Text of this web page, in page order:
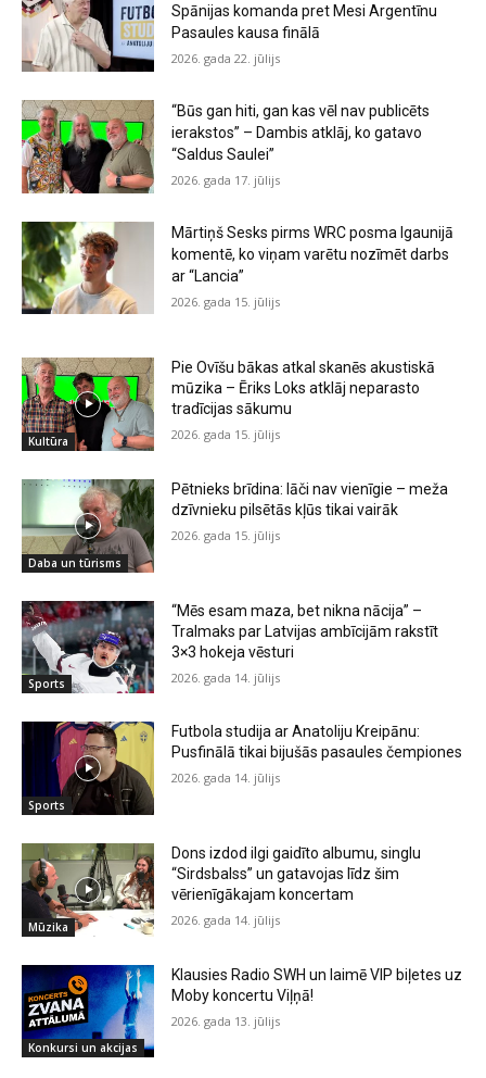
Spānijas komanda pret Mesi Argentīnu
Pasaules kausa finālā
2026. gada 22. jūlijs
“Būs gan hiti, gan kas vēl nav publicēts
ierakstos” – Dambis atklāj, ko gatavo
“Saldus Saulei”
2026. gada 17. jūlijs
Mārtiņš Sesks pirms WRC posma Igaunijā
komentē, ko viņam varētu nozīmēt darbs
ar “Lancia”
2026. gada 15. jūlijs
Kultūra
Pie Ovīšu bākas atkal skanēs akustiskā
mūzika – Ēriks Loks atklāj neparasto
tradīcijas sākumu
2026. gada 15. jūlijs
Daba un tūrisms
Pētnieks brīdina: lāči nav vienīgie – meža
dzīvnieku pilsētās kļūs tikai vairāk
2026. gada 15. jūlijs
Sports
“Mēs esam maza, bet nikna nācija” –
Tralmaks par Latvijas ambīcijām rakstīt
3×3 hokeja vēsturi
2026. gada 14. jūlijs
Sports
Futbola studija ar Anatoliju Kreipānu:
Pusfinālā tikai bijušās pasaules čempiones
2026. gada 14. jūlijs
Mūzika
Dons izdod ilgi gaidīto albumu, singlu
“Sirdsbalss” un gatavojas līdz šim
vērienīgākajam koncertam
2026. gada 14. jūlijs
Konkursi un akcijas
Klausies Radio SWH un laimē VIP biļetes uz
Moby koncertu Viļņā!
2026. gada 13. jūlijs